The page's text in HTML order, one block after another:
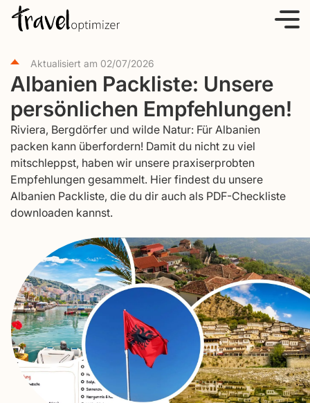
Aktualisiert am 02/07/2026
Albanien Packliste: Unsere
persönlichen Empfehlungen!
Riviera, Bergdörfer und wilde Natur: Für Albanien
packen kann überfordern! Damit du nicht zu viel
mitschleppst, haben wir unsere praxiserprobten
Empfehlungen gesammelt. Hier findest du unsere
Albanien Packliste, die du dir auch als PDF-Checkliste
downloaden kannst.